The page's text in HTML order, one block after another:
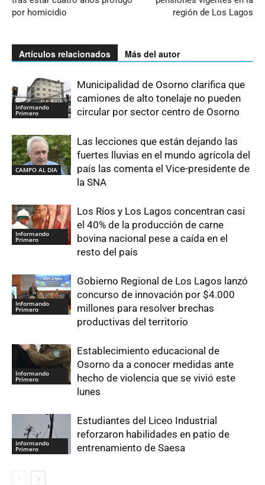
por homicidio
región de Los Lagos
Artículos relacionados Más del autor
Informando
Primero
Municipalidad de Osorno clarifica que
camiones de alto tonelaje no pueden
circular por sector centro de Osorno
CAMPO AL DIA
Las lecciones que están dejando las
fuertes lluvias en el mundo agrícola del
país las comenta el Vice-presidente de
la SNA
Informando
Primero
Los Ríos y Los Lagos concentran casi
el 40% de la producción de carne
bovina nacional pese a caída en el
resto del país
Informando
Primero
Gobierno Regional de Los Lagos lanzó
concurso de innovación por $4.000
millones para resolver brechas
productivas del territorio
Informando
Primero
Establecimiento educacional de
Osorno da a conocer medidas ante
hecho de violencia que se vivió este
lunes
Informando
Primero
Estudiantes del Liceo Industrial
reforzaron habilidades en patio de
entrenamiento de Saesa